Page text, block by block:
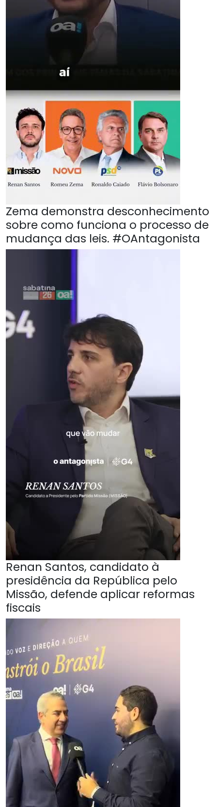
Zema demonstra desconhecimento
sobre como funciona o processo de
mudança das leis. #OAntagonista
Renan Santos, candidato à
presidência da República pelo
Missão, defende aplicar reformas
fiscais